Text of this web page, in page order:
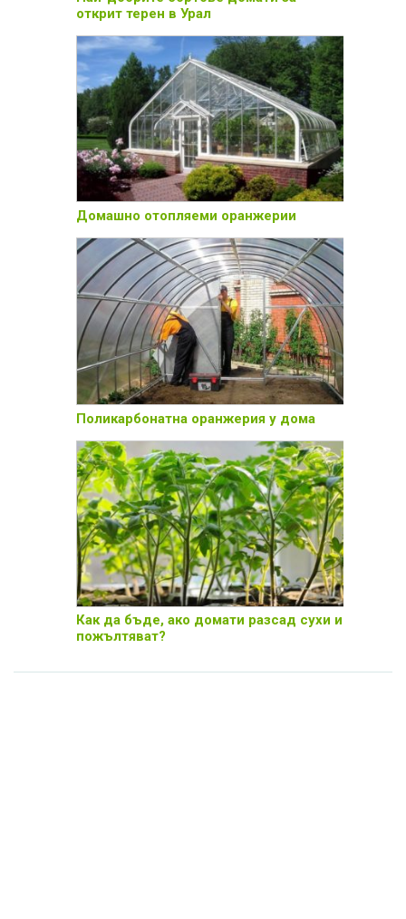
открит терен в Урал
Домашно отопляеми оранжерии
Поликарбонатна оранжерия у дома
Как да бъде, ако домати разсад сухи и
пожълтяват?